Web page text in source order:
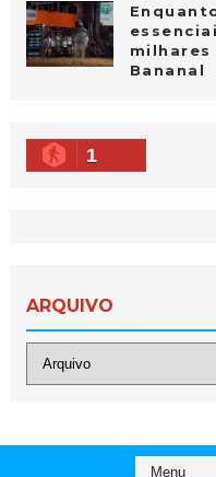
milhares
Bananal
1
ARQUIVO